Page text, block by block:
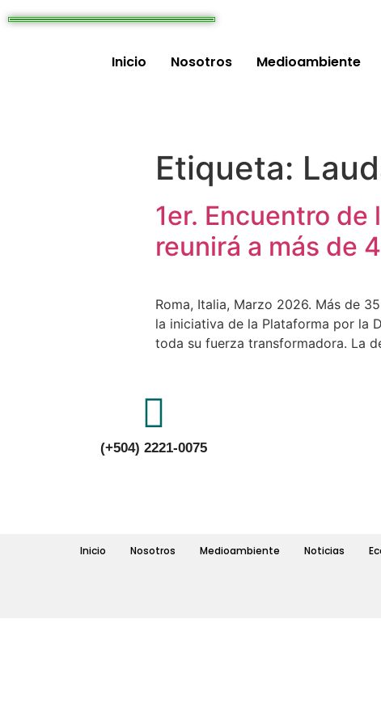
Inicio Nosotros Medioambiente
Etiqueta:
1er. Encuentro
reunirá a más de
Roma, Italia, Marzo 2026. Más de
la iniciativa de la Plataforma por la
toda su fuerza transformadora. La
(+504) 2221-0075
Inicio Nosotros Medioambiente Noticias